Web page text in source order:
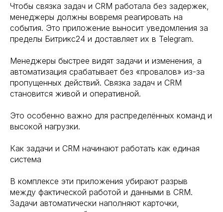
Чтобы связка задач и CRM работала без задержек,
менеджеры должны вовремя реагировать на
события. Это приложение выносит уведомления за
пределы Битрикс24 и доставляет их в Telegram.
Менеджеры быстрее видят задачи и изменения, а
автоматизация срабатывает без «провалов» из-за
пропущенных действий. Связка задач и CRM
становится живой и оперативной.
Это особенно важно для распределённых команд и
высокой нагрузки.
Как задачи и CRM начинают работать как единая
система
В комплексе эти приложения убирают разрыв
между фактической работой и данными в CRM.
Задачи автоматически наполняют карточки,